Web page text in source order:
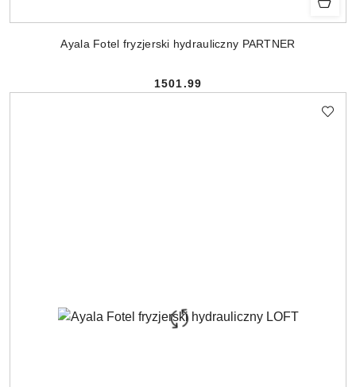
Ayala Fotel fryzjerski hydrauliczny PARTNER
Cena:
1501.99